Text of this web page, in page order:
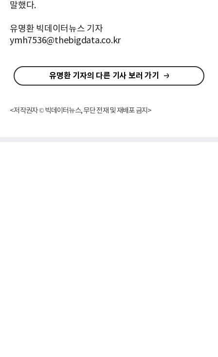
말했다.
유명환 빅데이터뉴스 기자
ymh7536@thebigdata.co.kr
유명환 기자의 다른 기사 보러 가기
<저작권자 © 빅데이터뉴스, 무단 전재 및 재배포 금지>